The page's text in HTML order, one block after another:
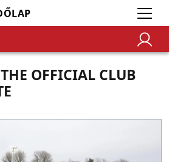
OFFICIAL CLUB